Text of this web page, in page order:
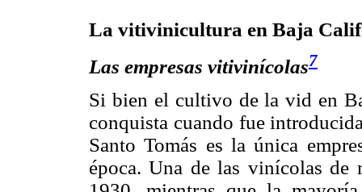
La vitivinicultura en Baja
Las empresas vitivinícolas7
Si bien el cultivo de la vid en
conquista cuando fue
Santo Tomás es la única
época. Una de las vinícolas